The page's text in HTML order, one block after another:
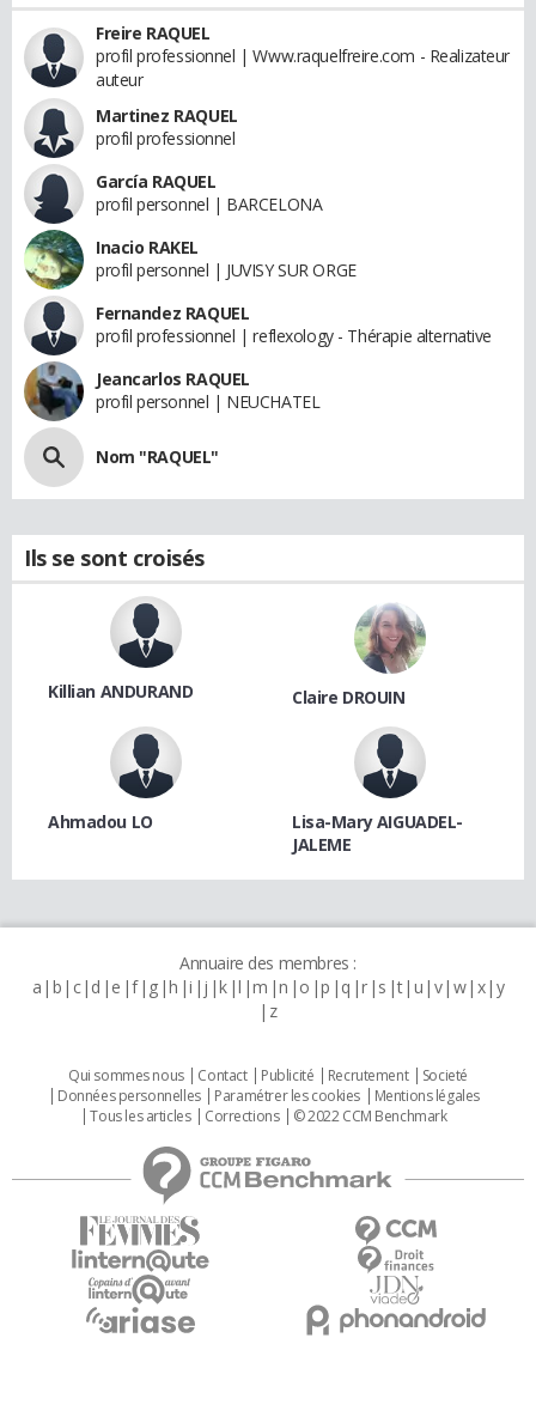
Freire RAQUEL
profil professionnel | Www.raquelfreire.com - Realizateur
auteur
Martinez RAQUEL
profil professionnel
García RAQUEL
profil personnel | BARCELONA
Inacio RAKEL
profil personnel | JUVISY SUR ORGE
Fernandez RAQUEL
profil professionnel | reflexology - Thérapie alternative
Jeancarlos RAQUEL
profil personnel | NEUCHATEL
Nom "RAQUEL"
Ils se sont croisés
Killian ANDURAND Claire DROUIN
Ahmadou LO
Lisa-Mary AIGUADEL-
JALEME
Annuaire des membres :
a b c d e f g h i j k l m n o p q r s t u v w x y
z
Qui sommes nous Contact Publicité Recrutement
Societé
Données personnelles
Paramétrer les cookies
Mentions légales
Tous les articles
Corrections © 2022 CCM Benchmark